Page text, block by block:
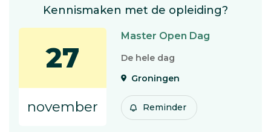
Kennismaken met de opleiding?
27
november
Master Open Dag
De hele dag
Groningen
Reminder